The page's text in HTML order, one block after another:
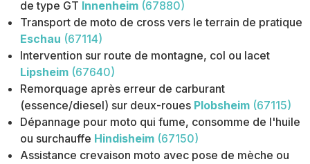
de type GT Innenheim (67880)
Transport de moto de cross vers le terrain de pratique
Eschau (67114)
Intervention sur route de montagne, col ou lacet
Lipsheim (67640)
Remorquage après erreur de carburant
(essence/diesel) sur deux-roues Plobsheim (67115)
Dépannage pour moto qui fume, consomme de l'huile
ou surchauffe Hindisheim (67150)
Assistance crevaison moto avec pose de mèche ou